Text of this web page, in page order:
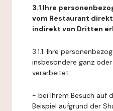
3.1 Ihre
vom Restaurant
indirekt von Dritten
3.1.1. Ihre
insbesondere ganz
verarbeitet:
- bei Ihrem Besuch auf
Beispiel aufgrund der